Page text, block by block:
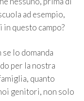
ad esempio,
questo campo?
lo domanda
per la nostra
quanto
genitori, non solo